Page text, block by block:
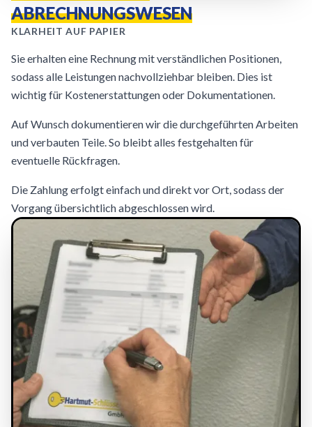
ABRECHNUNGSWESEN
KLARHEIT AUF PAPIER
Sie erhalten eine Rechnung mit verständlichen Positionen,
sodass alle Leistungen nachvollziehbar bleiben. Dies ist
wichtig für Kostenerstattungen oder Dokumentationen.
Auf Wunsch dokumentieren wir die durchgeführten Arbeiten
und verbauten Teile. So bleibt alles festgehalten für
eventuelle Rückfragen.
Die Zahlung erfolgt einfach und direkt vor Ort, sodass der
Vorgang übersichtlich abgeschlossen wird.